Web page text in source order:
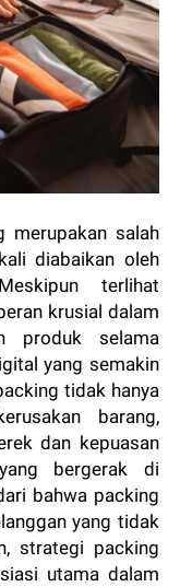
merupakan salah
diabaikan oleh
terlihat
krusial dalam
produk selama
yang semakin
tidak hanya
barang,
dan kepuasan
bergerak di
bahwa packing
yang tidak
strategi packing
utama dalam